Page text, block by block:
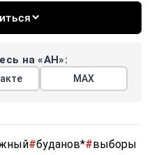
на «АН»:
МАХ
#буданов*#выборы